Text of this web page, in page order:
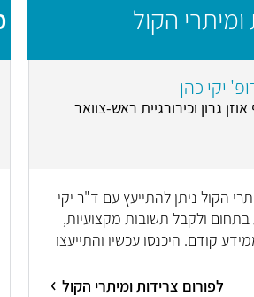
ומיתרי הקול
יקי כהן
גרון וכירורגיית ראש-צוואר
הקול ניתן להתייעץ עם ד"ר יקי
ולקבל תשובות מקצועיות,
קודם. היכנסו עכשיו והתייעצו
לפורום צרידות ומיתרי הקול